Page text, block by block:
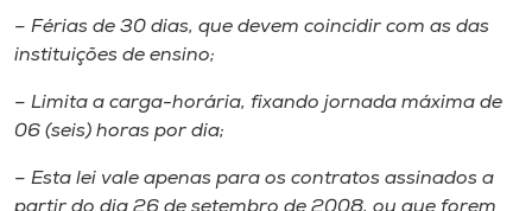
– Férias de 30 dias, que devem coincidir com as das
instituições de ensino;
– Limita a carga-horária, fixando jornada máxima de
06 (seis) horas por dia;
– Esta lei vale apenas para os contratos assinados a